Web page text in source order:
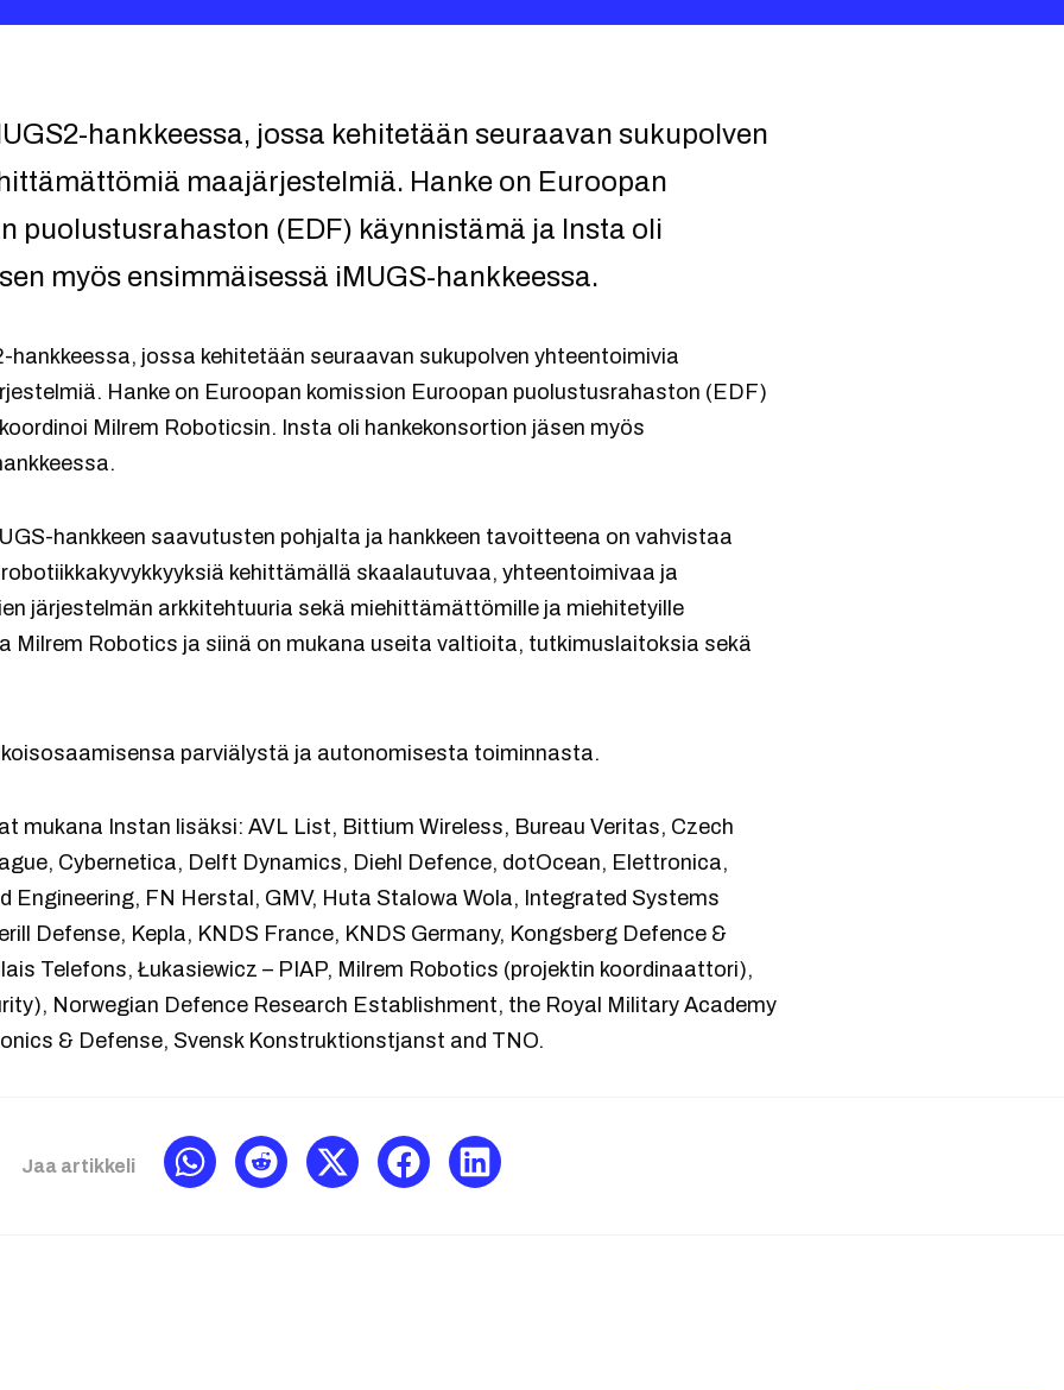
hankkeessa, jossa kehitetään seuraavan sukupolven
maajärjestelmiä. Hanke on Euroopan
puolustusrahaston (EDF) käynnistämä ja Insta oli
myös ensimmäisessä iMUGS-hankkeessa.
hankkeessa, jossa kehitetään seuraavan sukupolven yhteentoimivia
Hanke on Euroopan komission Euroopan puolustusrahaston (EDF)
Milrem Roboticsin. Insta oli hankekonsortion jäsen myös
hankkeen saavutusten pohjalta ja hankkeen tavoitteena on vahvistaa
kehittämällä skaalautuvaa, yhteentoimivaa ja
järjestelmän arkkitehtuuria sekä miehittämättömille ja miehitetyille
Milrem Robotics ja siinä on mukana useita valtioita, tutkimuslaitoksia sekä
parviälystä ja autonomisesta toiminnasta.
mukana Instan lisäksi: AVL List, Bittium Wireless, Bureau Veritas, Czech
Cybernetica, Delft Dynamics, Diehl Defence, dotOcean, Elettronica,
Engineering, FN Herstal, GMV, Huta Stalowa Wola, Integrated Systems
Defense, Kepla, KNDS France, KNDS Germany, Kongsberg Defence &
Telefons, Łukasiewicz – PIAP, Milrem Robotics (projektin koordinaattori),
Norwegian Defence Research Establishment, the Royal Military Academy
& Defense, Svensk Konstruktionstjanst and TNO.
Jaa artikkeli